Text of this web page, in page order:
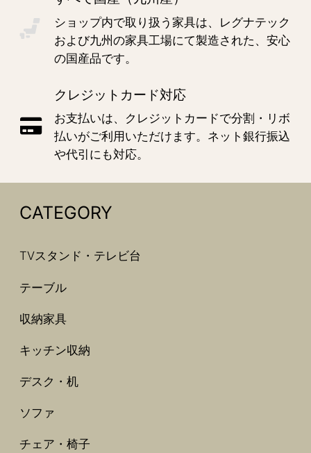
ショップ内で取り扱う家具は、レグナテック
および九州の家具工場にて製造された、安心
の国産品です。
クレジットカード対応
お支払いは、クレジットカードで分割・リボ
払いがご利用いただけます。ネット銀行振込
や代引にも対応。
CATEGORY
TVスタンド・テレビ台
テーブル
収納家具
キッチン収納
デスク・机
ソファ
チェア・椅子